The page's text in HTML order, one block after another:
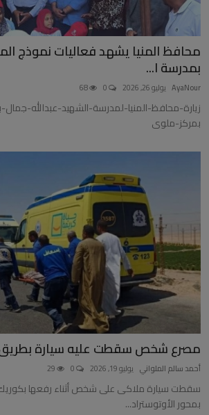
محافظ المنيا يشهد فعاليات نموذج
بمدرسة ا...
AyaNour يوليو 26, 2026
زيارة-محافظ-المنيا-لمدرسة-الشهيد-عبدالله-
بمركز-ملوى
مصرع شخص سقطت عليه سيارة بطريق
أحمد سالم الملواني يوليو 19, 2026
سقطت سيارة ملاكى على شخص أثناء رفعها بكوريك
بمحور الأوتوستراد...